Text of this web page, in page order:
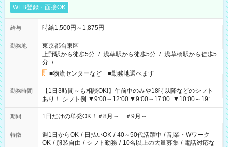
WEB登録・面接OK
給与 時給1,500円～1,875円
勤務地
東京都台東区
上野駅から徒歩5分 / 浅草駅から徒歩5分 / 浅草橋駅から徒歩5
分 / …
■物流センターなど ■勤務地選べます
勤務時間
【1日3時間～も相談OK!】午前中のみや18時以降などのシフト
あり！ シフト例 ▼9:00～12:00 ▼9:00～17:00 ▼10:00～19:00
▼18:00～21:00
期間 1日だけの単発OK！＃8月～ ＃9月～
特徴 週1日からOK / 日払いOK / 40～50代活躍中 / 副業・Wワーク
OK / 服装自由 / シフト勤務 / 10名以上の大量募集 / 電話対応な